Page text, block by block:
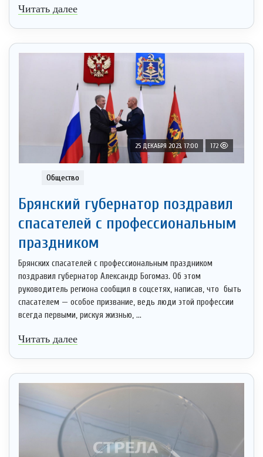
Читать далее
25 ДЕКАБРЯ 2023, 17:00 172
Общество
Брянский губернатор поздравил
спасателей с профессиональным
праздником
Брянских спасателей с профессиональным праздником
поздравил губернатор Александр Богомаз. Об этом
руководитель региона сообщил в соцсетях, написав, что быть
спасателем — особое призвание, ведь люди этой профессии
всегда первыми, рискуя жизнью, ...
Читать далее